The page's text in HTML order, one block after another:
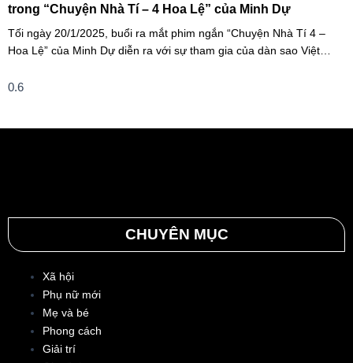
trong “Chuyện Nhà Tí – 4 Hoa Lệ” của Minh Dự
Tối ngày 20/1/2025, buổi ra mắt phim ngắn “Chuyện Nhà Tí 4 –
Hoa Lệ” của Minh Dự diễn ra với sự tham gia của dàn sao Việt
Tuấn – Linh Phi, diễn viên Thuận Nguyễn, các “Anh Trai Say Hi”
CHUYÊN MỤC
Xã hội
Phụ nữ mới
Mẹ và bé
Phong cách
Giải trí